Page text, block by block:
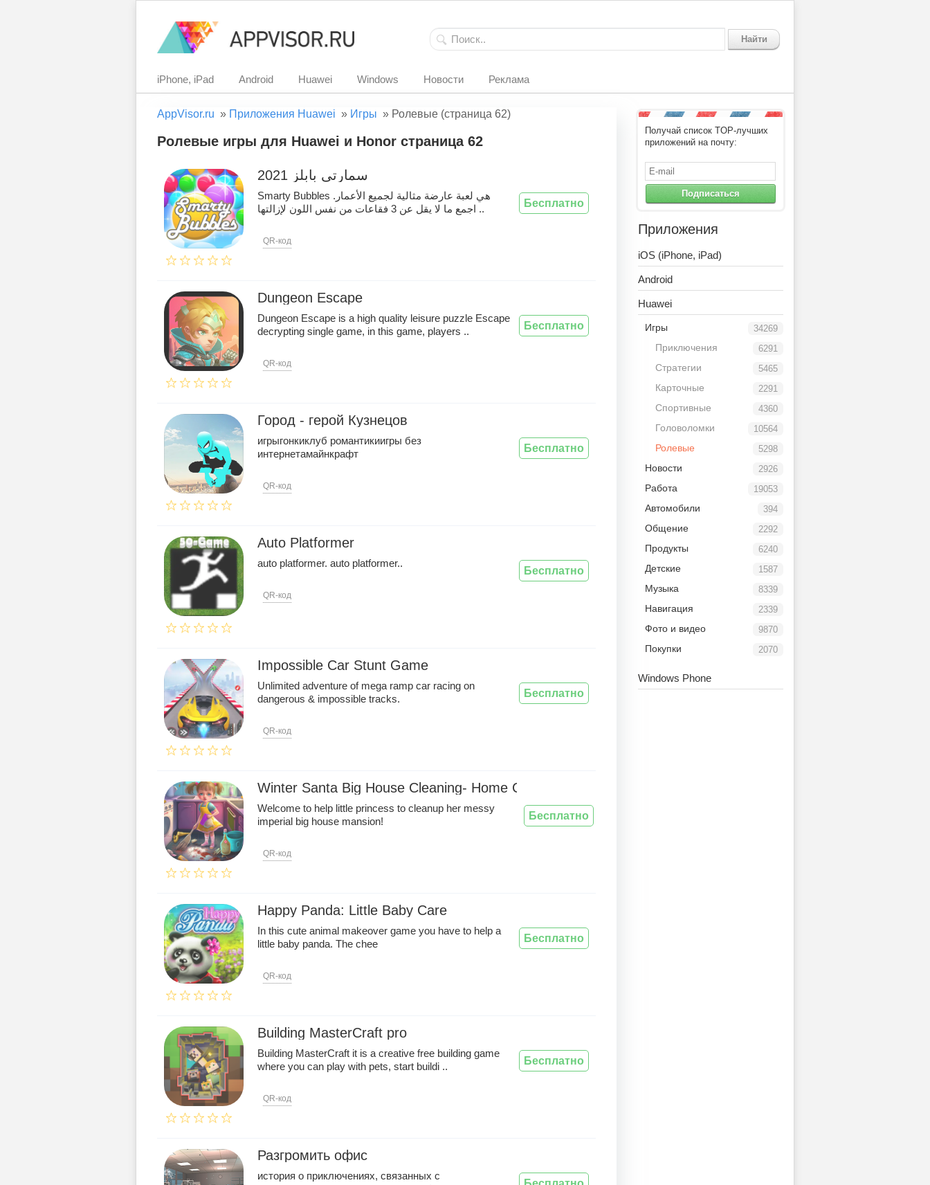
Найти
iPhone, iPad Android Huawei Windows Новости Реклама
AppVisor.ru » Приложения Huawei » Игры » Ролевые (страница 62)
Ролевые игры для Huawei и Honor страница 62
سمارتي بابلز 2021
Smarty Bubbles هي لعبة عارضة مثالية لجميع الأعمار.
اجمع ما لا يقل عن 3 فقاعات من نفس اللون لإزالتها ..
QR-код
Бесплатно
Dungeon Escape
Dungeon Escape is a high quality leisure puzzle Escape
decrypting single game, in this game, players ..
QR-код
Бесплатно
Город - герой Кузнецов
игрыгонкиклуб романтикиигры без
интернетамайнкрафт
QR-код
Бесплатно
Auto Platformer
auto platformer. auto platformer..
QR-код
Бесплатно
Impossible Car Stunt Game
Unlimited adventure of mega ramp car racing on
dangerous & impossible tracks.
QR-код
Бесплатно
Winter Santa Big House Cleaning- Home Cleaning
Welcome to help little princess to cleanup her messy
imperial big house mansion!
QR-код
Бесплатно
Happy Panda: Little Baby Care
In this cute animal makeover game you have to help a
little baby panda. The chee
QR-код
Бесплатно
Building MasterCraft pro
Building MasterCraft it is a creative free building game
where you can play with pets, start buildi ..
QR-код
Бесплатно
Разгромить офис
история о приключениях, связанных с
Получай список TOP-лучших
приложений на почту:
Подписаться
Приложения
iOS (iPhone, iPad)
Android
Huawei
34269
Игры
6291
Приключения
5465
Стратегии
2291
Карточные
4360
Спортивные
10564
Головоломки
5298
Ролевые
2926
Новости
19053
Работа
394
Автомобили
2292
Общение
6240
Продукты
1587
Детские
8339
Музыка
2339
Навигация
9870
Фото и видео
2070
Покупки
Windows Phone